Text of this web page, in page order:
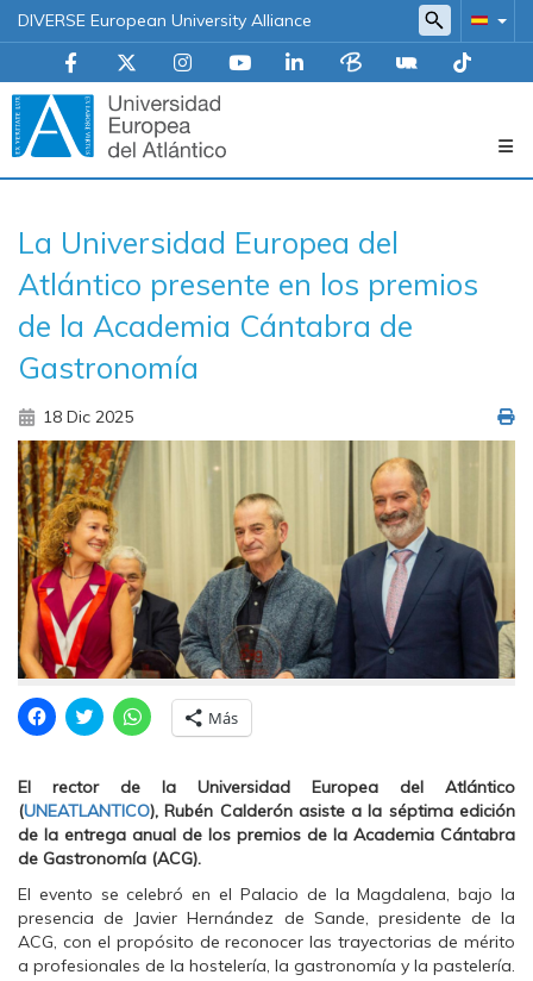
DIVERSE European University Alliance
principal
La Universidad Europea del
Atlántico presente en los premios
de la Academia Cántabra de
Gastronomía
18 Dic 2025
H
a
c
p
a
r
a
o
m
p
a
r
t
H
a
i
c
p
a
r
a
o
m
a
r
t
H
a
c
p
a
r
a
c
o
m
p
a
r
t
Más
El rector de la Universidad Europea del Atlántico
(UNEATLANTICO), Rubén Calderón asiste a la séptima edición
de la entrega anual de los premios de la Academia Cántabra
de Gastronomía (ACG).
El evento se celebró en el Palacio de la Magdalena, bajo la
presencia de Javier Hernández de Sande, presidente de la
ACG, con el propósito de reconocer las trayectorias de mérito
a profesionales de la hostelería, la gastronomía y la pastelería.